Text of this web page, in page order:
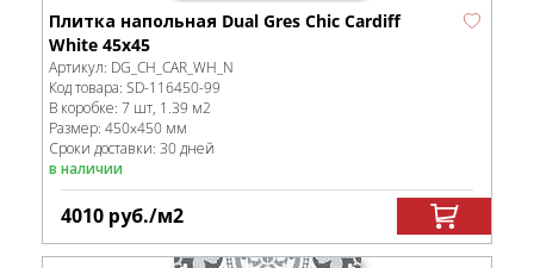
Плитка напольная Dual Gres Chic Cardiff
White 45х45
Артикул: DG_CH_CAR_WH_N
Код товара: SD-116450-99
В коробке: 7 шт, 1.39 м2
Размер: 450x450 мм
Сроки доставки: 30 дней
в наличии
4010 руб./м2